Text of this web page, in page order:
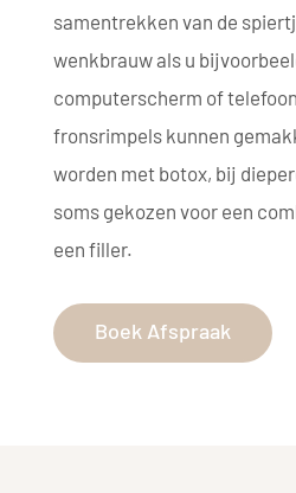
samentrekken van de
wenkbrauw als u
computerscherm of
fronsrimpels kunnen
worden met botox, bij
soms gekozen voor een
een filler.
Boek Afspraak